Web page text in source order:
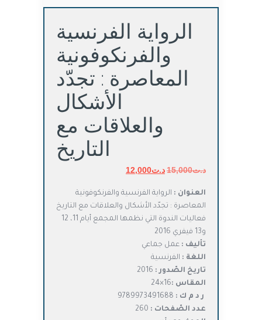
الرواية الفرنسية
والفرنكوفونية
المعاصرة : تجدّد
الأشكال
والعلاقات مع
التاريخ
د.ت15,000 السعر
هو:
د.ت15,000.
د.ت12,000
هو:
د.ت12,000.
العنوان : الرواية الفرنسية والفرنكوفونية
المعاصرة : تجدّد الأشكال والعلاقات مع التاريخ
فعاليات الندوة التي نظمها المجمع أيام 11، 12
و13 فيفري 2016
تأليف : عمل جماعي
اللغة : الفرنسية
تاريخ الصّدور :
المقاس :16×24
ر د م ك :
عدد الصّفحات :